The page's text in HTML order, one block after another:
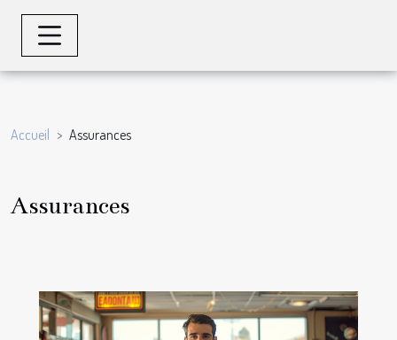
Accueil Assurances
Assurances